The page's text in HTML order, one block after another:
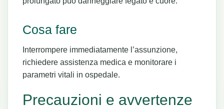
Cosa fare
Interrompere immediatamente l’assunzione,
richiedere assistenza medica e monitorare i
parametri vitali in ospedale.
Precauzioni e avvertenze